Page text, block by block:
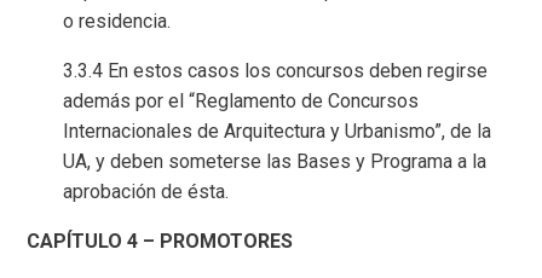
o residencia.
3.3.4 En estos casos los concursos deben regirse
además por el “Reglamento de Concursos
Internacionales de Arquitectura y Urbanismo”, de la
UA, y deben someterse las Bases y Programa a la
aprobación de ésta.
CAPÍTULO 4 – PROMOTORES